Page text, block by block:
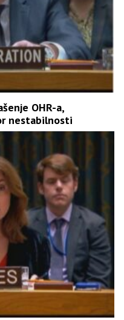
OHR-a,
nestabilnosti